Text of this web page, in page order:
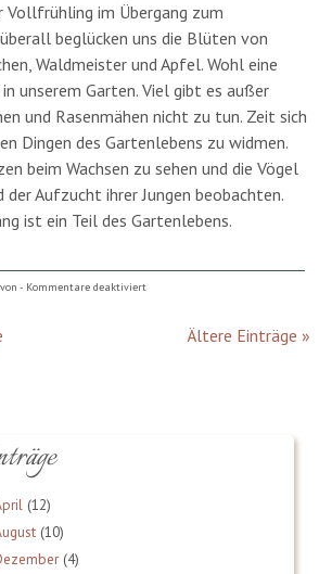
Vollfrühling im Übergang zum
beglücken uns die Blüten von
Waldmeister und Apfel. Wohl eine
unserem Garten. Viel gibt es außer
und Rasenmähen nicht zu tun. Zeit sich
Dingen des Gartenlebens zu widmen.
beim Wachsen zu sehen und die Vögel
der Aufzucht ihrer Jungen beobachten.
ist ein Teil des Gartenlebens.
- Kommentare deaktiviertfür
Ältere Einträge »
(12)
(10)
(4)